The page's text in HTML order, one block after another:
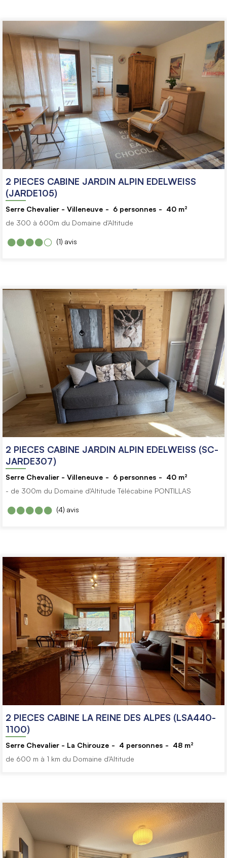
2 PIECES CABINE JARDIN ALPIN EDELWEISS
(JARDE105)
Serre Chevalier - Villeneuve 6 personnes 40 m²
de 300 à 600m du Domaine d'Altitude
avis
(1)
2 PIECES CABINE JARDIN ALPIN EDELWEISS (SC-
JARDE307)
Serre Chevalier - Villeneuve 6 personnes 40 m²
- de 300m du Domaine d'Altitude Télécabine PONTILLAS
avis
(4)
2 PIECES CABINE LA REINE DES ALPES (LSA440-
1100)
Serre Chevalier - La Chirouze 4 personnes 48 m²
de 600 m à 1 km du Domaine d'Altitude